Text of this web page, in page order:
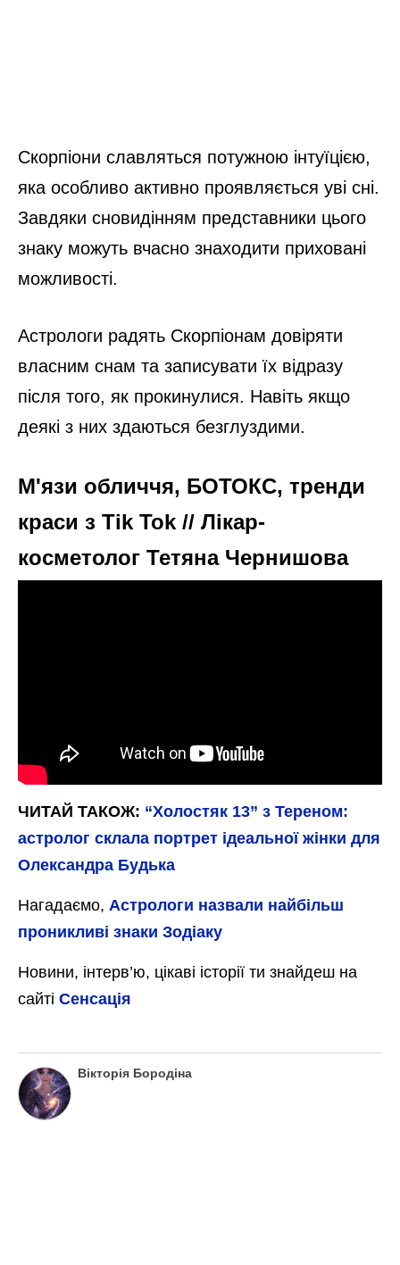
Скорпіони славляться потужною інтуїцією,
яка особливо активно проявляється уві сні.
Завдяки сновидінням представники цього
знаку можуть вчасно знаходити приховані
можливості.
Астрологи радять Скорпіонам довіряти
власним снам та записувати їх відразу
після того, як прокинулися. Навіть якщо
деякі з них здаються безглуздими.
М'язи обличчя, БОТОКС, тренди
краси з Tik Tok // Лікар-
косметолог Тетяна Чернишова
ЧИТАЙ ТАКОЖ: “Холостяк 13” з Тереном:
астролог склала портрет ідеальної жінки для
Олександра Будька
Нагадаємо, Астрологи назвали найбільш
проникливі знаки Зодіаку
Новини, інтерв’ю, цікаві історії ти знайдеш на
сайті Сенсація
Вікторія Бородіна